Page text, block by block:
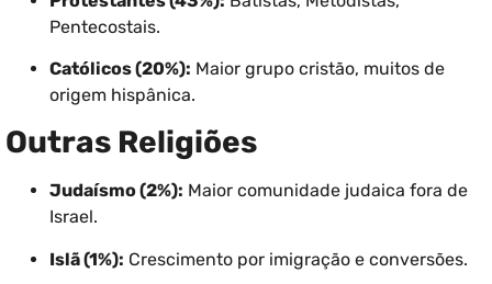
Pentecostais.
Católicos (20%): Maior grupo cristão, muitos de
origem hispânica.
Outras Religiões
Judaísmo (2%): Maior comunidade judaica fora de
Israel.
Islã (1%): Crescimento por imigração e conversões.